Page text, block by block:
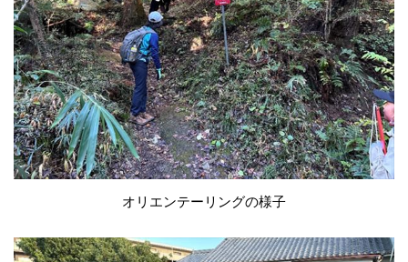
オリエンテーリングの様子